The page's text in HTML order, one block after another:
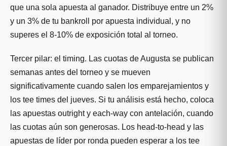
que una sola apuesta al ganador. Distribuye entre un 2%
y un 3% de tu bankroll por apuesta individual, y no
superes el 8-10% de exposición total al torneo.
Tercer pilar: el timing. Las cuotas de Augusta se publican
semanas antes del torneo y se mueven
significativamente cuando salen los emparejamientos y
los tee times del jueves. Si tu análisis está hecho, coloca
las apuestas outright y each-way con antelación, cuando
las cuotas aún son generosas. Los head-to-head y las
apuestas de líder por ronda pueden esperar a los tee